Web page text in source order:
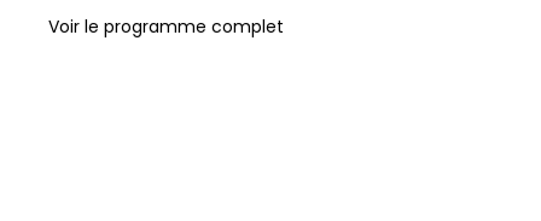
Voir le programme complet